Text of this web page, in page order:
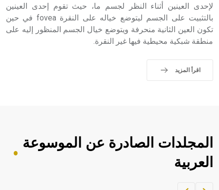
لإحدى العينين أثناء النظر لجسم ما، حيث تقوم إحدى العينين
بالتثبيت على الجسم ليتوضع خياله على النقرة fovea في حين
تكون العين الثانية منحرفة ويتوضع خيال الجسم المنظور إليه على
منطقة شبكية محيطية فيها غير النقرة.
اقرأ المزيد
المجلدات الصادرة عن الموسوعة
العربية